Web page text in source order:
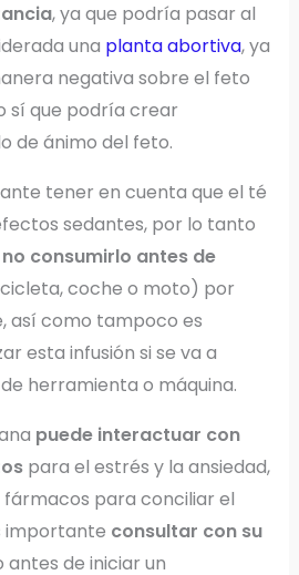
, ya que podría pasar al
una planta abortiva, ya
negativa sobre el feto
sí que podría crear
de ánimo del feto.
tener en cuenta que el té
sedantes, por lo tanto
no consumirlo antes de
coche o moto) por
así como tampoco es
esta infusión si se va a
herramienta o máquina.
puede interactuar con
para el estrés y la ansiedad,
para conciliar el
importante consultar con su
de iniciar un